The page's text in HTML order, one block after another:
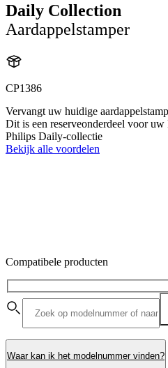
Daily Collection
Aardappelstamper
CP1386
Vervangt uw huidige
Dit is een reserveonderdeel voor
Philips Daily-collectie
Bekijk alle voordelen
Compatibele producten
Waar kan ik het modelnummer vinden?